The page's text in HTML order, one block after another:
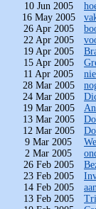
10 Jun 2005
16 May 2005
26 Apr 2005
22 Apr 2005
19 Apr 2005
15 Apr 2005
11 Apr 2005
28 Mar 2005
24 Mar 2005
19 Mar 2005
13 Mar 2005
12 Mar 2005
9 Mar 2005
2 Mar 2005
26 Feb 2005
23 Feb 2005
14 Feb 2005
13 Feb 2005